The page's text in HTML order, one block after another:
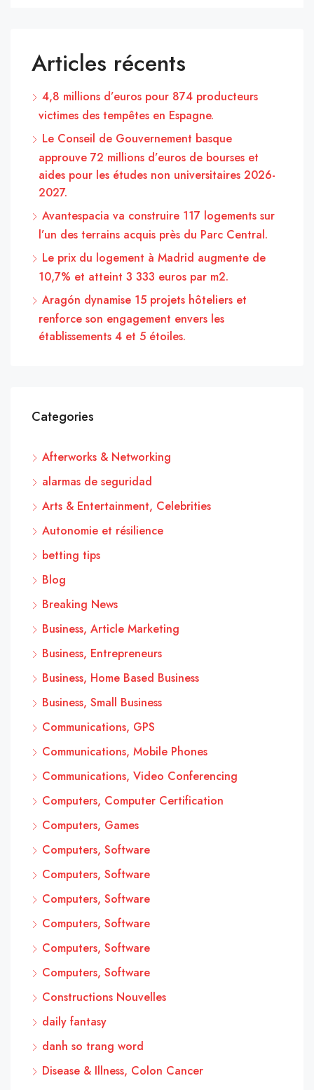
Articles récents
4,8 millions d’euros pour 874 producteurs
victimes des tempêtes en Espagne.
Le Conseil de Gouvernement basque
approuve 72 millions d’euros de bourses et
aides pour les études non universitaires 2026-
2027.
Avantespacia va construire 117 logements sur
l’un des terrains acquis près du Parc Central.
Le prix du logement à Madrid augmente de
10,7% et atteint 3 333 euros par m2.
Aragón dynamise 15 projets hôteliers et
renforce son engagement envers les
établissements 4 et 5 étoiles.
Categories
Afterworks & Networking
alarmas de seguridad
Arts & Entertainment, Celebrities
Autonomie et résilience
betting tips
Blog
Breaking News
Business, Article Marketing
Business, Entrepreneurs
Business, Home Based Business
Business, Small Business
Communications, GPS
Communications, Mobile Phones
Communications, Video Conferencing
Computers, Computer Certification
Computers, Games
Computers, Software
Computers, Software
Computers, Software
Computers, Software
Computers, Software
Computers, Software
Constructions Nouvelles
daily fantasy
danh so trang word
Disease & Illness, Colon Cancer